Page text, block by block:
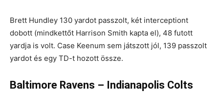
Brett Hundley 130 yardot passzolt, két interceptiont
dobott (mindkettőt Harrison Smith kapta el), 48 futott
yardja is volt. Case Keenum sem játszott jól, 139 passzolt
yardot és egy TD-t hozott össze.
Baltimore Ravens – Indianapolis Colts